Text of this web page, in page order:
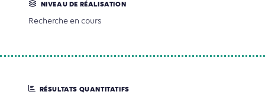
NIVEAU DE RÉALISATION
Recherche en cours
RÉSULTATS QUANTITATIFS